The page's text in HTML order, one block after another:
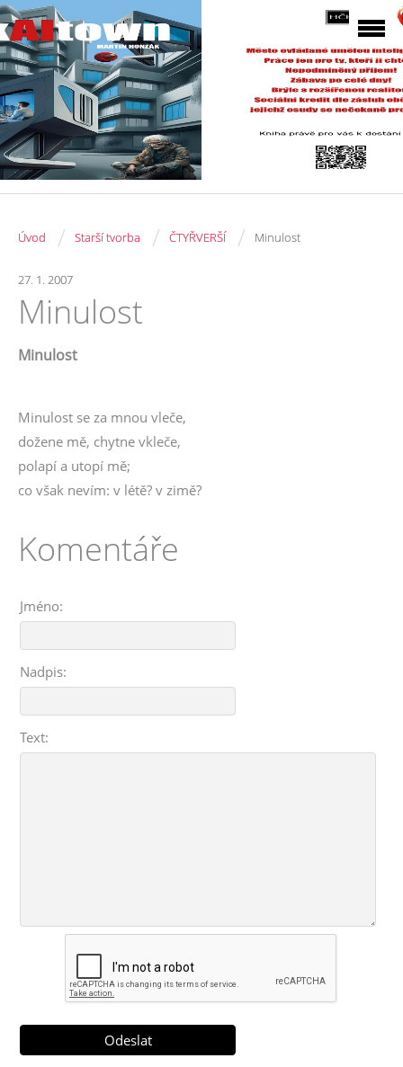
Úvod / Starší tvorba / ČTYŘVERŠÍ / Minulost
27. 1. 2007
Minulost
Minulost
Minulost se za mnou vleče,
dožene mě, chytne vkleče,
polapí a utopí mě;
co však nevím: v létě? v zimě?
Komentáře
Jméno:
Nadpis:
Text: